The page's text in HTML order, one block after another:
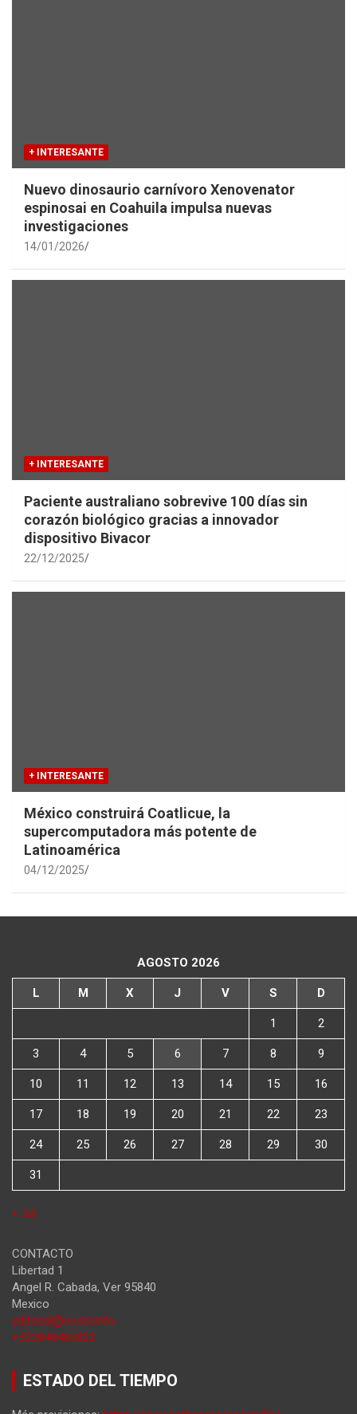
+ INTERESANTE
Nuevo dinosaurio carnívoro Xenovenator
espinosai en Coahuila impulsa nuevas
investigaciones
14/01/2026
+ INTERESANTE
Paciente australiano sobrevive 100 días sin
corazón biológico gracias a innovador
dispositivo Bivacor
22/12/2025
+ INTERESANTE
México construirá Coatlicue, la
supercomputadora más potente de
Latinoamérica
04/12/2025
AGOSTO 2026
L M X J V S D
1 2
3 4 5 6 7 8 9
10 11 12 13 14 15 16
17 18 19 20 21 22 23
24 25 26 27 28 29 30
31
« Jul
CONTACTO
Libertad 1
Angel R. Cabada, Ver 95840
Mexico
editorial@ncstv.info
+522849460822
ESTADO DEL TIEMPO